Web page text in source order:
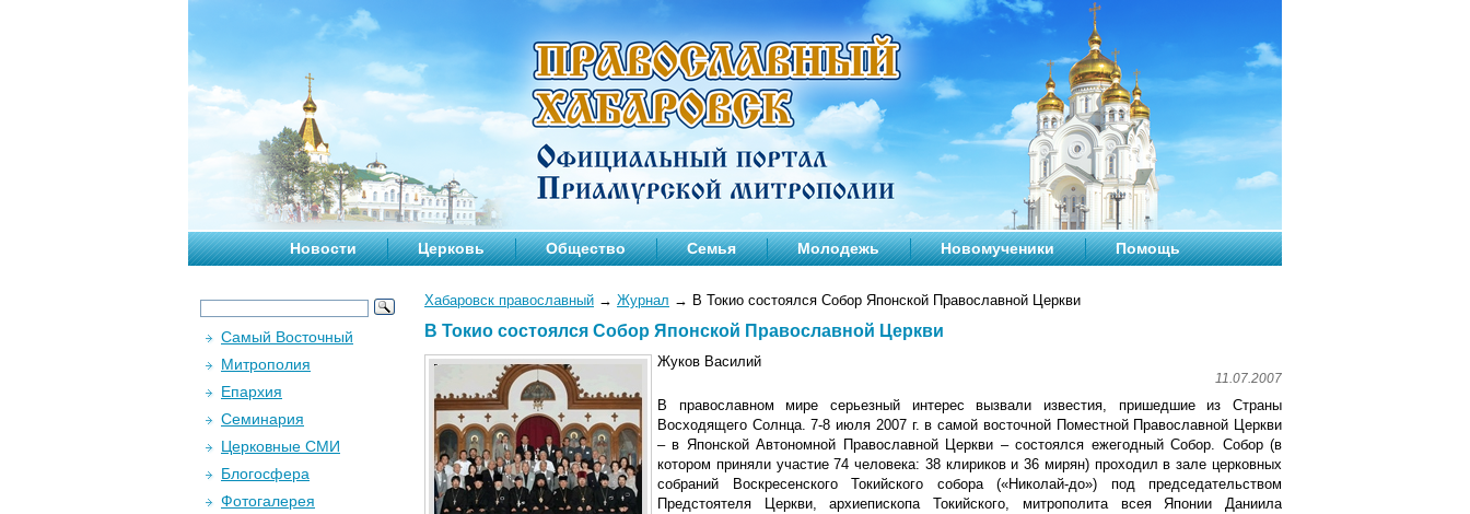
Новости Церковь Общество Семья Молодежь Новомученики Помощь
Хабаровск православный → Журнал → В Токио состоялся Собор Японской Православной Церкви
В Токио состоялся Собор Японской Православной Церкви
Жуков Василий
11.07.2007
В православном мире серьезный интерес вызвали известия, пришедшие из Страны
Восходящего Солнца. 7-8 июля 2007 г. в самой восточной Поместной Православной Церкви
– в Японской Автономной Православной Церкви – состоялся ежегодный Собор. Собор (в
котором приняли участие 74 человека: 38 клириков и 36 мирян) проходил в зале церковных
собраний Воскресенского Токийского собора («Николай-до») под председательством
Предстоятеля Церкви, архиепископа Токийского, митрополита всея Японии Даниила
Самый Восточный
Митрополия
Епархия
Семинария
Церковные СМИ
Блогосфера
Фотогалерея